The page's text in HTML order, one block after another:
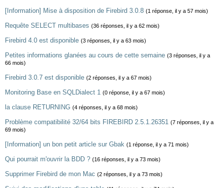
[Information] Mise à disposition de Firebird 3.0.8 (1 réponse, il y a 57 mois)
Requête SELECT multibases (36 réponses, il y a 62 mois)
Firebird 4.0 est disponible (3 réponses, il y a 63 mois)
Petites informations glanées au cours de cette semaine (3 réponses, il y a
66 mois)
Firebird 3.0.7 est disponible (2 réponses, il y a 67 mois)
Monitoring Base en SQLDialect 1 (0 réponse, il y a 67 mois)
la clause RETURNING (4 réponses, il y a 68 mois)
Problème compatibilité 32/64 bits FIREBIRD 2.5.1.26351 (7 réponses, il y a
69 mois)
[Information] un bon petit article sur Gbak (1 réponse, il y a 71 mois)
Qui pourrait m'ouvrir la BDD ? (16 réponses, il y a 73 mois)
Supprimer Firebird de mon Mac (2 réponses, il y a 73 mois)